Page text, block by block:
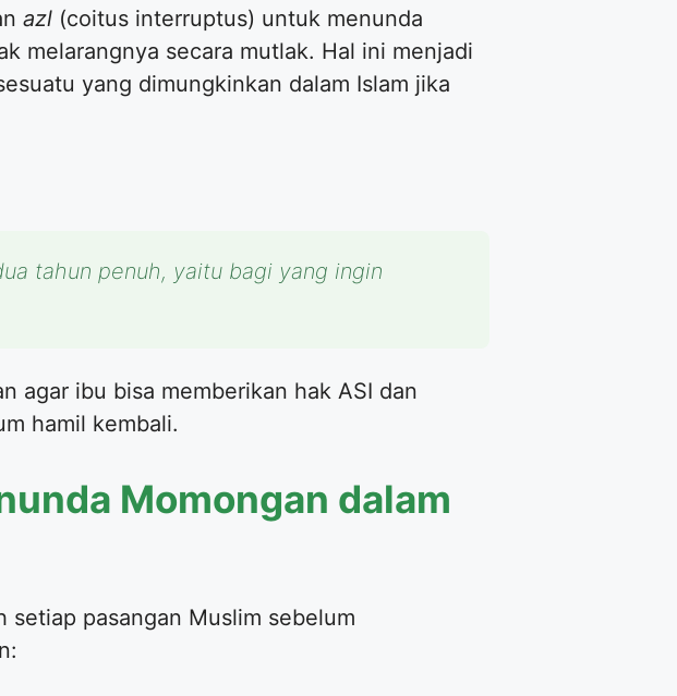
azl (coitus interruptus) untuk menunda
melarangnya secara mutlak. Hal ini menjadi
yang dimungkinkan dalam Islam jika
tahun penuh, yaitu bagi yang ingin
agar ibu bisa memberikan hak ASI dan
hamil kembali.
Momongan dalam
pasangan Muslim sebelum